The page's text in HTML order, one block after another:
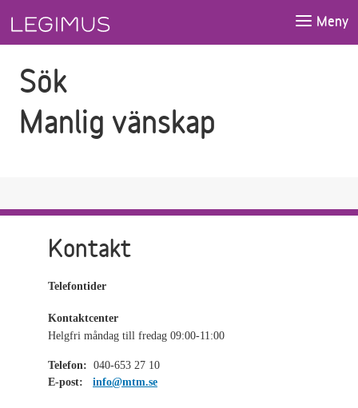
Meny
Sök
Manlig vänskap
Kontakt
Telefontider
Kontaktcenter
Helgfri måndag till fredag 09:00-11:00
Telefon: 040-653 27 10
E-post:
info@mtm.se